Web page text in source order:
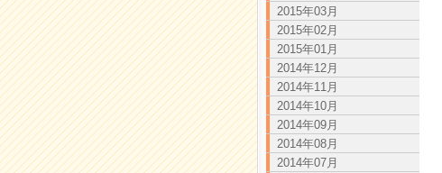
2015年03月
2015年02月
2015年01月
2014年12月
2014年11月
2014年10月
2014年09月
2014年08月
2014年07月